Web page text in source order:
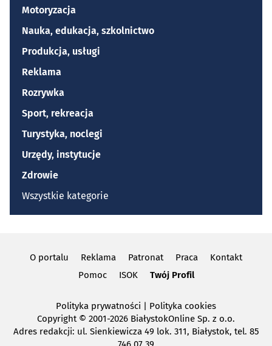
Motoryzacja
Nauka, edukacja, szkolnictwo
Produkcja, usługi
Reklama
Rozrywka
Sport, rekreacja
Turystyka, noclegi
Urzędy, instytucje
Zdrowie
Wszystkie kategorie
O portalu Reklama Patronat Praca
Kontakt
Pomoc
ISOK Twój Profil
Polityka prywatności | Polityka cookies
Copyright© 2001-2026 BiałystokOnline Sp. z o.o.
Adres redakcji: ul. Sienkiewicza 49 lok. 311, Białystok, tel. 85